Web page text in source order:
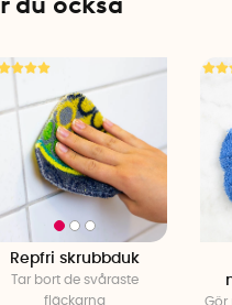
Repfri skrubbduk
Tar bort de svåraste
fläckarna
Gör